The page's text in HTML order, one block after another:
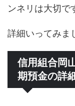
ンネリは大切で
詳細いってみま
信用組合岡
期預金の詳